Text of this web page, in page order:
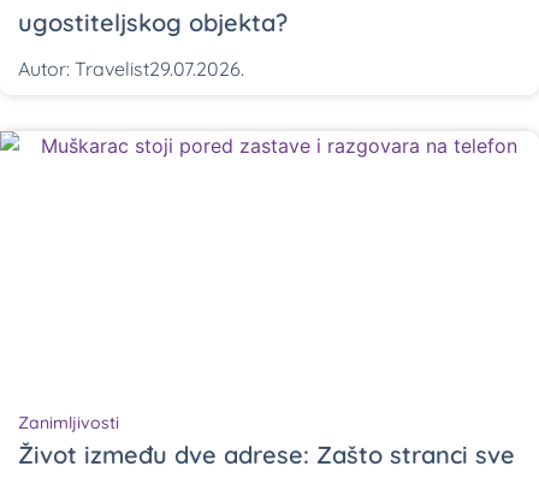
ugostiteljskog objekta?
Autor: Travelist29.07.2026.
Zanimljivosti
Život između dve adrese: Zašto stranci sve